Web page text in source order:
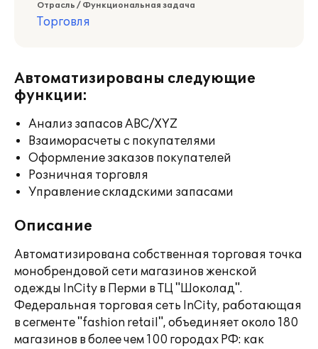
Отрасль / Функциональная задача
Торговля
Автоматизированы следующие
функции:
Анализ запасов ABC/XYZ
Взаиморасчеты с покупателями
Оформление заказов покупателей
Розничная торговля
Управление складскими запасами
Описание
Автоматизирована собственная торговая точка
монобрендовой сети магазинов женской
одежды InCity в Перми в ТЦ "Шоколад".
Федеральная торговая сеть InCity, работающая
в сегменте "fashion retail", объединяет около 180
магазинов в более чем 100 городах РФ: как